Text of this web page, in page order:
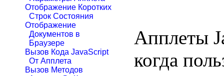
Отображение Коротких
Строк Состояния
Отображение
Документов в
Браузере
Вызов Кода JavaScript
От Апплета
Вызов Методов
Апплеты
когда